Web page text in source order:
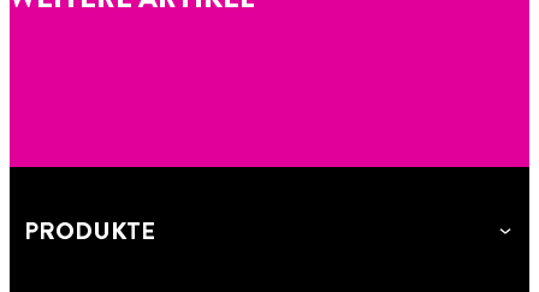
PRODUKTE